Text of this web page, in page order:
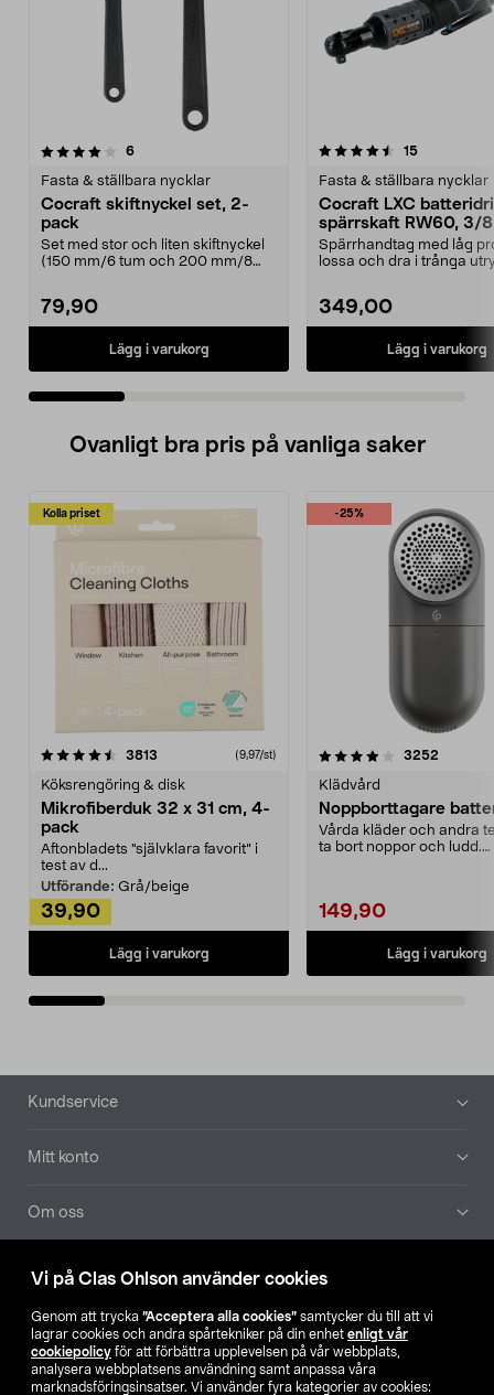
Vi på Clas Ohlson använder cookies
Genom att trycka ”Acceptera alla cookies” samtycker du till att vi
lagrar cookies och andra spårtekniker på din enhet enligt vår
cookiepolicy för att förbättra upplevelsen på vår webbplats,
analysera webbplatsens användning samt anpassa våra
marknadsföringsinsatser. Vi använder fyra kategorier av cookies:
6recensioner
Fasta & ställbara nycklar
Cocraft skiftnyckel set, 2-
pack
Set med stor och liten skiftnyckel
(150 mm/6 tum och 200 mm/8
79,90
Lägg i varukorg
4.5 av 5 stjärnor 15recensioner
Fasta & ställbara nycklar
Cocraft LXC
spärrskaft RW60, 3/
tum, 18 V
Spärrhandtag med låg
lossa och dra i trånga
349,00
Lägg i varukorg
4.5 av 5 stjärnor
Ovanligt bra pris på vanliga saker
Kolla priset
3813 (9,97/st)
Köksrengöring & disk
Mikrofiberduk 32 x 31 cm, 4-
pack
Aftonbladets "självklara favorit” i
test av d...
Utförande: Grå/beige
39,90
Lägg i varukorg
-25%
4.0av 5 stjärnor 3252
Klädvård
Noppborttagare
Vårda kläder och andra
ta bort noppor och ludd.
149,90
Lägg i varukorg
4.5av 5 stjärnor
Sidfot
Kundservice
Mitt konto
Om oss
Aktuellt
Våra bolag
Hitta butik